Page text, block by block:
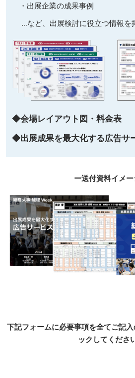
・出展企業の成果事例
…など、出展検討に役立つ情報を
◆会場レイアウト図・料金表
◆出展成果を最大化する広告サ
ー送付資料イメ
下記フォームに必要事項を全てご記
ックしてください